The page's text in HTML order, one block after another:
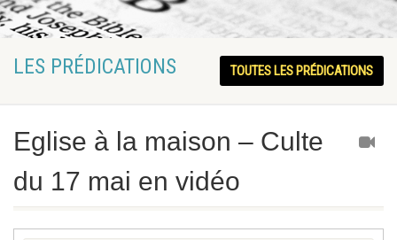
LES PRÉDICATIONS TOUTES LES PRÉDICATIONS
Eglise à la maison – Culte
du 17 mai en vidéo